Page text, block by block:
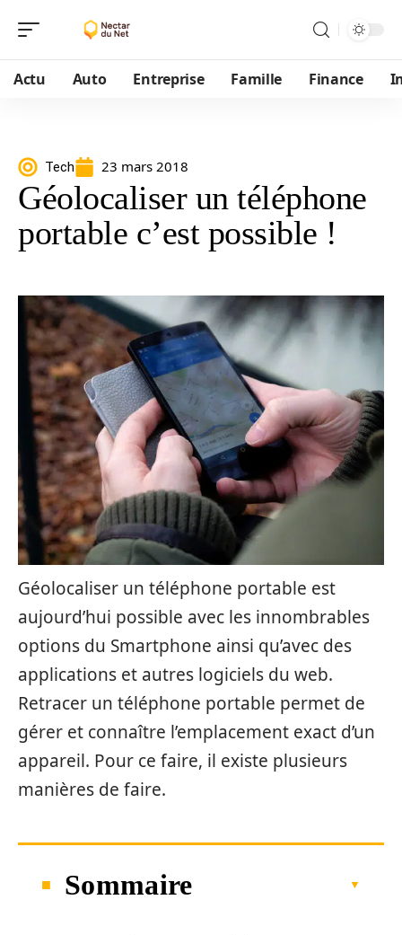
Actu Auto Entreprise Famille Finance
Tech 23 mars 2018
Géolocaliser un téléphone
portable c’est possible !
Géolocaliser un téléphone portable est
aujourd’hui possible avec les innombrables
options du Smartphone ainsi qu’avec des
applications et autres logiciels du web.
Retracer un téléphone portable permet de
gérer et connaître l’emplacement exact d’un
appareil. Pour ce faire, il existe plusieurs
manières de faire.
Sommaire